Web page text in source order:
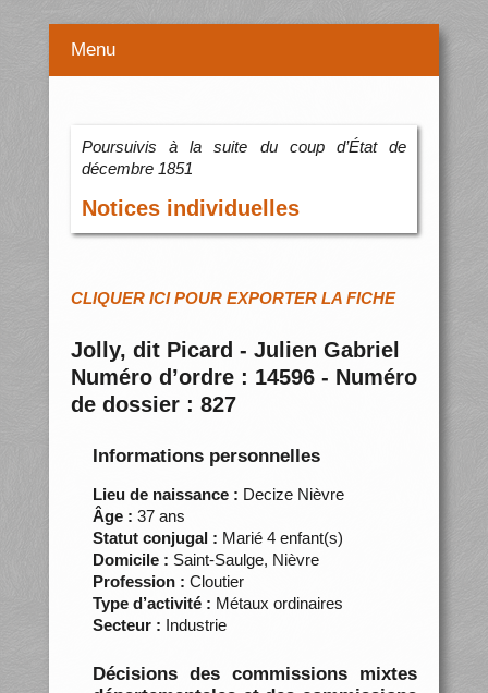
Menu
Poursuivis à la suite du coup d’État de
décembre 1851
Notices individuelles
CLIQUER ICI POUR EXPORTER LA FICHE
Jolly, dit Picard - Julien Gabriel
Numéro d’ordre : 14596 - Numéro
de dossier : 827
Informations personnelles
Lieu de naissance : Decize Nièvre
Âge : 37 ans
Statut conjugal : Marié 4 enfant(s)
Domicile : Saint-Saulge, Nièvre
Profession : Cloutier
Type d’activité : Métaux ordinaires
Secteur : Industrie
Décisions des commissions mixtes